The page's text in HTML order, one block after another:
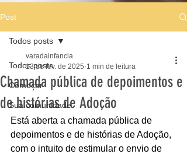
Post
Todos posts
Começar
Sua comunidade
Todos posts
Chamada pública de depoimentos e
de histórias de Adoção
varadainfancia
13 de fev. de 2025 1 min de leitura
Está aberta a chamada pública de
depoimentos e de histórias de Adoção,
com o intuito de estimular o envio de